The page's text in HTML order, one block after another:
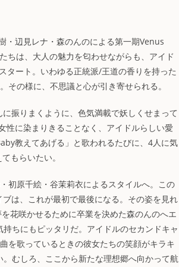
・辺見レナ・森のんのによる第一期Venus
は、大人の魅力を匂わせながらも、アイド
タート。いわゆる正統派/王道の香りを持った
の様に、不思議と心が引き寄せられる。
振りまくように、色気満載で妖しくせまって
に染まりきることなく、アイドルらしい愛
教えてあげる」と歌われるたびに、4人に気
もらいたい。
初原千絵・谷茉莉衣によるスタイルへ。この
は、これが最初で最後になる。その姿を見れ
花咲かせるために卒業を決めた森のんのへエ
ちにもピッタリだ。アイドルのセカンドキャ
を歌っているときの彼女たちの笑顔がキラキ
むしろ、ここから新たな理想郷へ向かって航